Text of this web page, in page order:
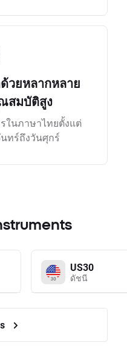
วยหลากหลาย
สมบัติสูง
ในภาษาไทยตั้งแต่
ทร์ถึงวันศุกร์
US30
ดัชนี